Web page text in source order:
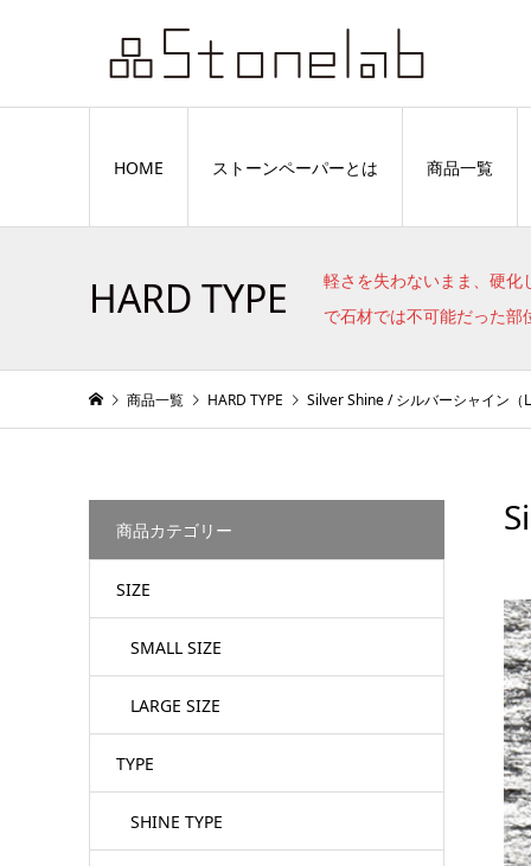
HOME ストーンペーパーとは 商品一覧
HARD TYPE
軽さを失わないまま、硬化
で石材では不可能だった
商品一覧 HARD TYPE Silver Shine / シルバーシャイン（
商品カテゴリー
SIZE
SMALL SIZE
LARGE SIZE
TYPE
SHINE TYPE